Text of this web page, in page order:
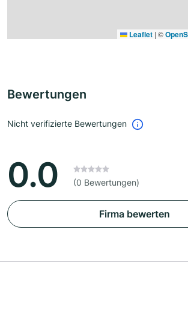
Leaflet | ©
Bewertungen
Nicht verifizierte Bewertungen
0.0 (0 Bewertungen)
Firma bewerten